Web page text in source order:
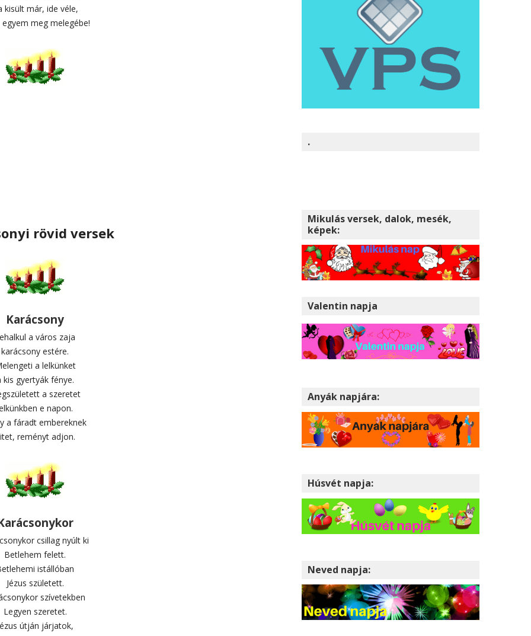
kisült már, ide véle,
egyem meg melegébe!
rövid versek
Karácsony
a város zaja
karácsony estére.
a lelkünket
kis gyertyák fénye.
a szeretet
e napon.
a fáradt embereknek
reményt adjon.
csillag nyúlt ki
Betlehem felett.
istállóban
Jézus született.
szívetekben
Legyen szeretet.
útján járjatok,
.
Mikulás versek, dalok, mesék,
képek:
Valentin napja
Anyák napjára:
Húsvét napja:
Neved napja: